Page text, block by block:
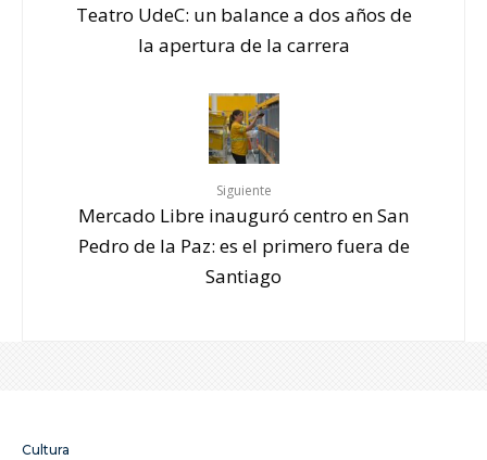
Teatro UdeC: un balance a dos años de
la apertura de la carrera
Siguiente
Mercado Libre inauguró centro en San
Pedro de la Paz: es el primero fuera de
Santiago
Cultura